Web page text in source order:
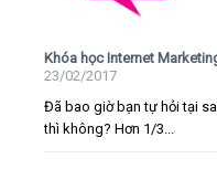
Khóa học Internet
23/02/2017
Đã bao giờ bạn tự hỏi tại
thì không? Hơn 1/3...